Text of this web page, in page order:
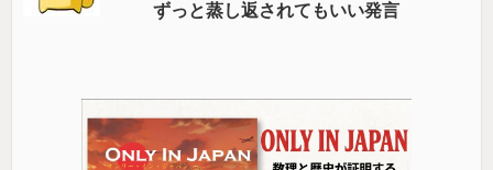
ずっと蒸し返されてもいい発言